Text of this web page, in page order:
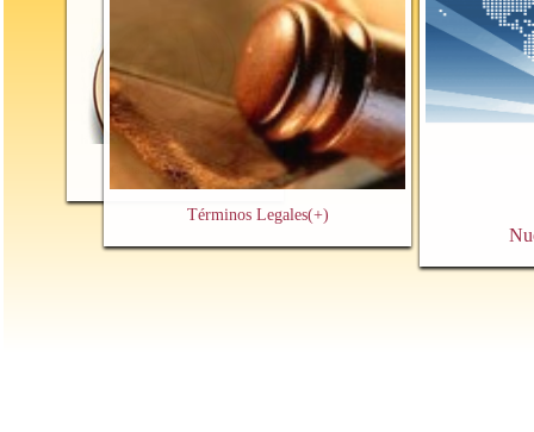
Contacto y Cita Previa(+)
Términos Legales(+)